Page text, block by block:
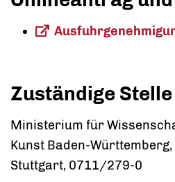
Zuständige Stelle
Ministerium für
Kunst Baden-
Stuttgart, 0711/279-0